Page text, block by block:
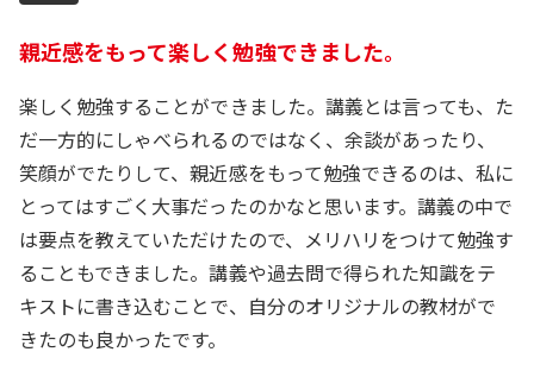
親近感をもって楽しく勉強できました。
楽しく勉強することができました。講義とは言っても、た
だ一方的にしゃべられるのではなく、余談があったり、
笑顔がでたりして、親近感をもって勉強できるのは、私に
とってはすごく大事だったのかなと思います。講義の中で
は要点を教えていただけたので、メリハリをつけて勉強す
ることもできました。講義や過去問で得られた知識をテ
キストに書き込むことで、自分のオリジナルの教材がで
きたのも良かったです。